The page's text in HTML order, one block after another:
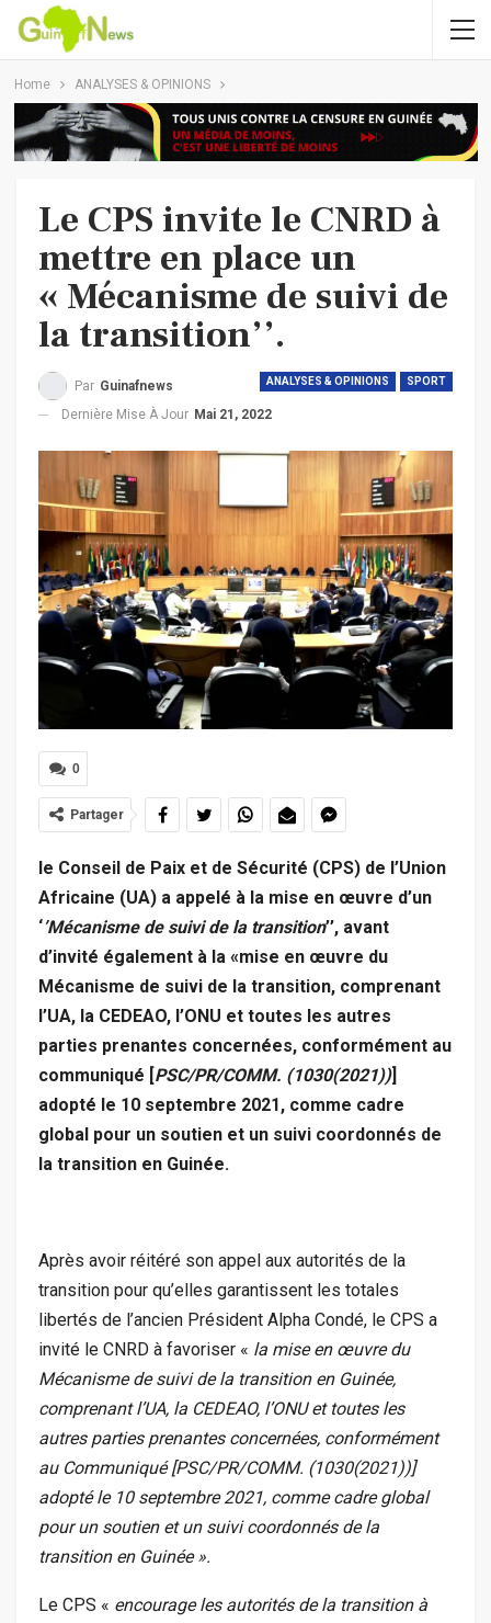
Home ANALYSES & OPINIONS
Le CPS invite le CNRD à
mettre en place un
« Mécanisme de suivi de
la transition’’.
ANALYSES & OPINIONS SPORT
Par Guinafnews
Dernière Mise À Jour Mai 21, 2022
0
Partager
le Conseil de Paix et de Sécurité (CPS) de l’Union
Africaine (UA) a appelé à la mise en œuvre d’un
‘’Mécanisme de suivi de la transition’’, avant
d’invité également à la «mise en œuvre du
Mécanisme de suivi de la transition, comprenant
l’UA, la CEDEAO, l’ONU et toutes les autres
parties prenantes concernées, conformément au
communiqué [ PSC/PR/COMM. (1030(2021))]
adopté le 10 septembre 2021, comme cadre
global pour un soutien et un suivi coordonnés de
la transition en Guinée.
Après avoir réitéré son appel aux autorités de la
transition pour qu’elles garantissent les totales
libertés de l’ancien Président Alpha Condé, le CPS a
invité le CNRD à favoriser « la mise en œuvre du
Mécanisme de suivi de la transition en Guinée,
comprenant l’UA, la CEDEAO, l’ONU et toutes les
autres parties prenantes concernées, conformément
au Communiqué [PSC/PR/COMM. (1030(2021))]
adopté le 10 septembre 2021, comme cadre global
pour un soutien et un suivi coordonnés de la
transition en Guinée ».
Le CPS « encourage les autorités de la transition à